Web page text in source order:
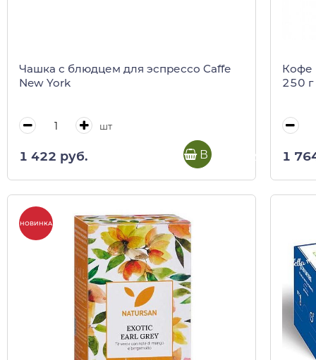
Чашка с блюдцем для эспрессо Caffe
New York
шт
1 422 руб. В корзину
Кофе
250 г
1
НОВИНКА